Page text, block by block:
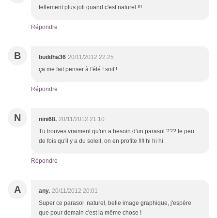
tellement plus joli quand c'est naturel !!!
Répondre
B buddha36 20/11/2012 22:25
ça me fait penser à l'été ! snif !
Répondre
N nini68. 20/11/2012 21:10
Tu trouves vraiment qu'on a besoin d'un parasol ??? le peu
de fois qu'il y a du soleil, on en profite !!!! hi hi hi
Répondre
A any. 20/11/2012 20:01
Super ce parasol naturel, belle image graphique, j'espère
que pour demain c'est la même chose !